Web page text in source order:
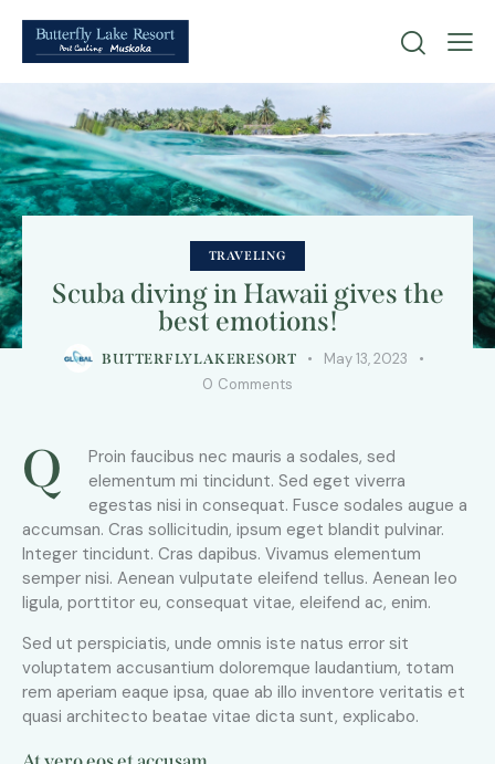
TRAVELING
Scuba diving in Hawaii gives the
best emotions!
BUTTERFLYLAKERESORT
May 13, 2023
0 Comments
Q
Proin faucibus nec mauris a sodales, sed
elementum mi tincidunt. Sed eget viverra
egestas nisi in consequat. Fusce sodales augue a
accumsan. Cras sollicitudin, ipsum eget blandit pulvinar.
Integer tincidunt. Cras dapibus. Vivamus elementum
semper nisi. Aenean vulputate eleifend tellus. Aenean leo
ligula, porttitor eu, consequat vitae, eleifend ac, enim.
Sed ut perspiciatis, unde omnis iste natus error sit
voluptatem accusantium doloremque laudantium, totam
rem aperiam eaque ipsa, quae ab illo inventore veritatis et
quasi architecto beatae vitae dicta sunt, explicabo.